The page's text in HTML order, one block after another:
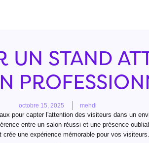
UN STAND
octobre 15, 2025 mehdi
pour capter l'attention des visiteurs dans un
entre un salon réussi et une présence
crée une expérience mémorable pour vos visiteurs.